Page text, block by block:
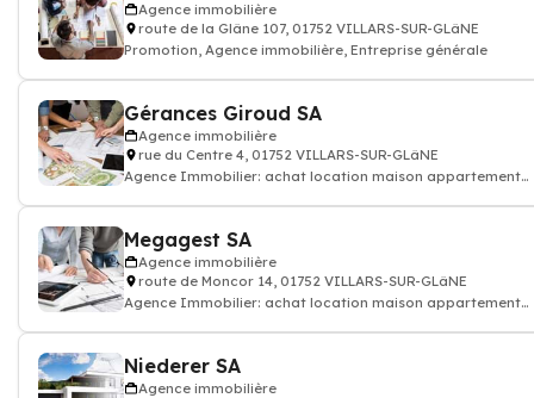
Agence immobilière
route de la Glâne 107, 01752 VILLARS-SUR-GLâNE
Promotion, Agence immobilière, Entreprise générale
Gérances Giroud SA
Agence immobilière
rue du Centre 4, 01752 VILLARS-SUR-GLâNE
Agence Immobilier: achat location maison appartement
Megagest SA
Agence immobilière
route de Moncor 14, 01752 VILLARS-SUR-GLâNE
Agence Immobilier: achat location maison appartement
Niederer SA
Agence immobilière